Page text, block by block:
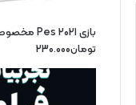
بازی Pes 2021 مخصوص PC نشر لیمو استور
تومان230.000